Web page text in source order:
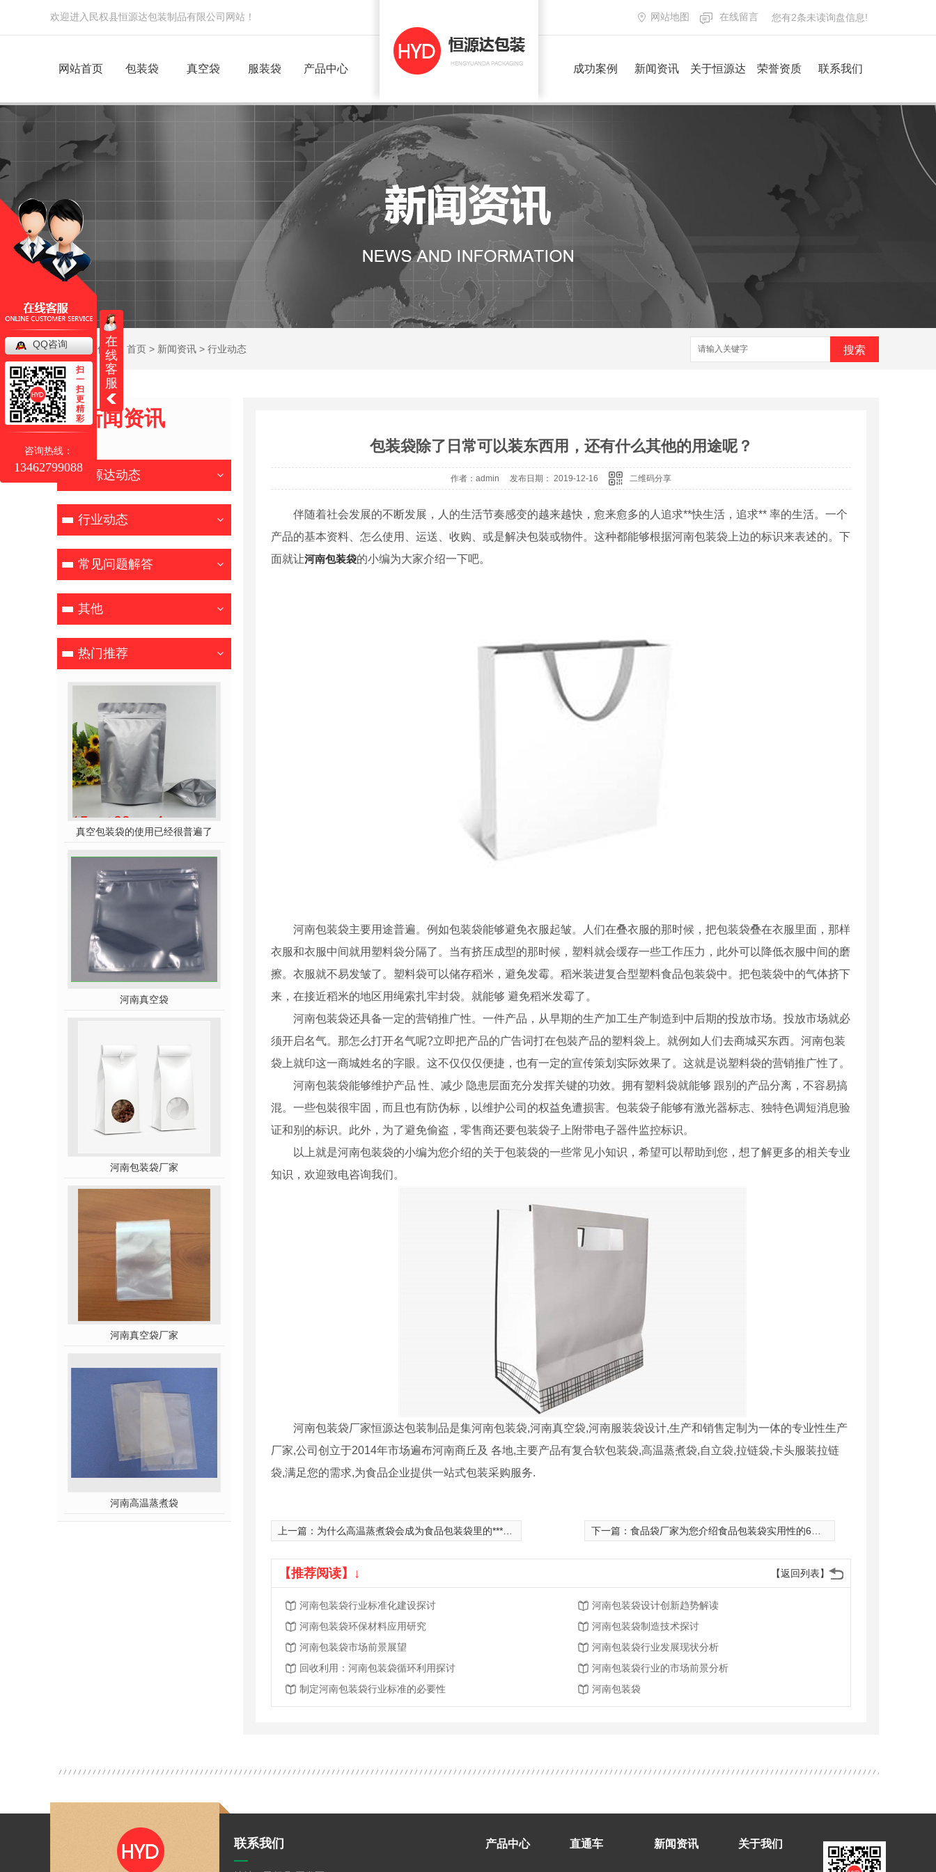
欢迎进入民权县恒源达包装制品有限公司网站！ 网站地图 在线留言 您有2条未读询盘信息!
网站首页 包装袋 真空袋 服装袋 产品中心 成功案例 新闻资讯 关于恒源达 荣誉资质 联系我们
当前位置： 首页 > 新闻资讯 > 行业动态 搜索
新闻资讯
恒源达动态
行业动态
常见问题解答
其他
热门推荐
真空包装袋的使用已经很普遍了
河南真空袋
河南包装袋厂家
河南真空袋厂家
河南高温蒸煮袋
包装袋除了日常可以装东西用，还有什么其他的用途呢？
作者：admin 发布日期： 2019-12-16 二维码分享
伴随着社会发展的不断发展，人的生活节奏感变的越来越快，愈来愈多的人追求**快生活，追求** 率的生活。一个
产品的基本资料、怎么使用、运送、收购、或是解决包裝或物件。这种都能够根据河南包装袋上边的标识来表述的。下
面就让河南包装袋的小编为大家介绍一下吧。
河南包装袋主要用途普遍。例如包装袋能够避免衣服起皱。人们在叠衣服的那时候，把包装袋叠在衣服里面，那样
衣服和衣服中间就用塑料袋分隔了。当有挤压成型的那时候，塑料就会缓存一些工作压力，此外可以降低衣服中间的磨
擦。衣服就不易发皱了。塑料袋可以储存稻米，避免发霉。稻米装进复合型塑料食品包装袋中。把包装袋中的气体挤下
来，在接近稻米的地区用绳索扎牢封袋。就能够 避免稻米发霉了。
河南包装袋还具备一定的营销推广性。一件产品，从早期的生产加工生产制造到中后期的投放市场。投放市场就必
须开启名气。那怎么打开名气呢?立即把产品的广告词打在包裝产品的塑料袋上。就例如人们去商城买东西。河南包装
袋上就印这一商城姓名的字眼。这不仅仅仅便捷，也有一定的宣传策划实际效果了。这就是说塑料袋的营销推广性了。
河南包装袋能够维护产品 性、减少 隐患层面充分发挥关键的功效。拥有塑料袋就能够 跟别的产品分离，不容易搞
混。一些包裝很牢固，而且也有防伪标，以维护公司的权益免遭损害。包装袋子能够有激光器标志、独特色调短消息验
证和别的标识。此外，为了避免偷盗，零售商还要包装袋子上附带电子器件监控标识。
以上就是河南包装袋的小编为您介绍的关于包装袋的一些常见小知识，希望可以帮助到您，想了解更多的相关专业
知识，欢迎致电咨询我们。
河南包装袋厂家恒源达包装制品是集河南包装袋,河南真空袋,河南服装袋设计,生产和销售定制为一体的专业性生产
厂家,公司创立于2014年市场遍布河南商丘及 各地,主要产品有复合软包装袋,高温蒸煮袋,自立袋,拉链袋,卡头服装拉链
袋,满足您的需求,为食品企业提供一站式包装采购服务.
上一篇： 为什么高温蒸煮袋会成为食品包装袋里的***呢？ 下一篇： 食品袋厂家为您介绍食品包装袋实用性的6个因素
【返回列表】
【推荐阅读】↓
河南包装袋行业标准化建设探讨
河南包装袋设计创新趋势解读
河南包装袋环保材料应用研究
河南包装袋制造技术探讨
河南包装袋市场前景展望
河南包装袋行业发展现状分析
回收利用：河南包装袋循环利用探讨
河南包装袋行业的市场前景分析
制定河南包装袋行业标准的必要性
河南包装袋
联系我们 产品中心 直通车 新闻资讯 关于我们
在
线
客
服
QQ咨询
扫
一
扫
更
精
彩
咨询热线：
13462799088